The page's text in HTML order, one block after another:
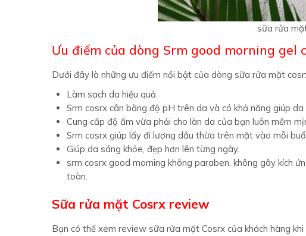
sữa rửa
Ưu điểm của dòng Srm good morning gel
Dưới đây là những ưu điểm nổi bật của dòng sữa rửa mặt
Làm sạch da hiệu quả.
Srm cosrx cân bằng độ pH trên da và có khả năng giúp da
Cung cấp độ ẩm vừa phải cho làn da của bạn luôn mềm
Srm cosrx giúp lấy đi lượng dầu thừa trên mặt vào mỗi
Giúp da sáng khỏe, đẹp hơn lên từng ngày.
srm cosrx good morning không paraben, không gây kích
toàn.
Sữa rửa mặt Cosrx review
Bạn có thể xem review sữa rửa mặt Cosrx của khách hàng